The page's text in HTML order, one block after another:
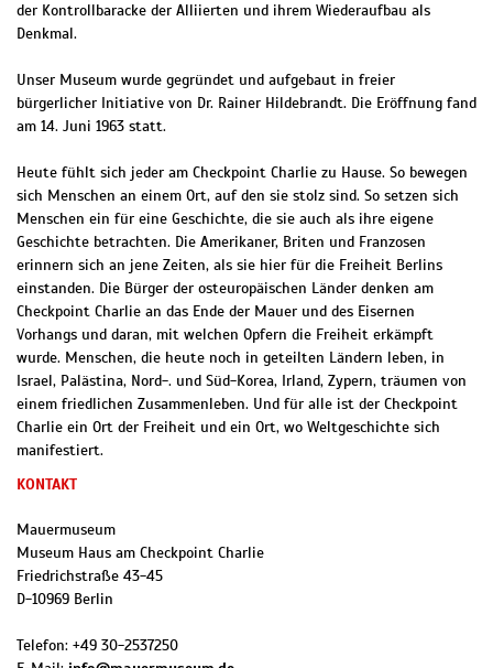
der Kontrollbaracke der Alliierten und ihrem Wiederaufbau als
Denkmal.
Unser Museum wurde gegründet und aufgebaut in freier
bürgerlicher Initiative von Dr. Rainer Hildebrandt. Die Eröffnung fand
am 14. Juni 1963 statt.
Heute fühlt sich jeder am Checkpoint Charlie zu Hause. So bewegen
sich Menschen an einem Ort, auf den sie stolz sind. So setzen sich
Menschen ein für eine Geschichte, die sie auch als ihre eigene
Geschichte betrachten. Die Amerikaner, Briten und Franzosen
erinnern sich an jene Zeiten, als sie hier für die Freiheit Berlins
einstanden. Die Bürger der osteuropäischen Länder denken am
Checkpoint Charlie an das Ende der Mauer und des Eisernen
Vorhangs und daran, mit welchen Opfern die Freiheit erkämpft
wurde. Menschen, die heute noch in geteilten Ländern leben, in
Israel, Palästina, Nord-. und Süd-Korea, Irland, Zypern, träumen von
einem friedlichen Zusammenleben. Und für alle ist der Checkpoint
Charlie ein Ort der Freiheit und ein Ort, wo Weltgeschichte sich
manifestiert.
KONTAKT
Mauermuseum
Museum Haus am Checkpoint Charlie
Friedrichstraße 43-45
D-10969 Berlin
Telefon: +49 30-2537250